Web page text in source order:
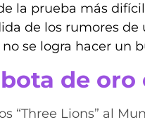
la prueba más
de los rumores
se logra hacer un
de oro
“Three Lions” al